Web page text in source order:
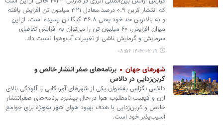
که انتشار کربن ۰.۹ درصد معادل ۳۲۱ میلیون تن افزایش یافته
و به بالاترین حد خود یعنی ۳۶.۸ گیگا تن رسیده است. از این
میزان افزایش، ۶۰ میلیون تن را می‌توان به افزایش تقاضای
سرمایش و گرمایش ناشی از تغییرات آب‌وهوا نسبت داد.
۱۴۰۳-۰۲-۱۹ ۰۸:۵۶
شهرهای جهان
برنامه‌های صفر انتشار خالص و
کربن‌زدایی در دالاس
دالاس تگزاس به‌عنوان یکی از شهرهای آمریکایی با آلودگی بالای
ازن و کیفیت نامطلوب هوا در حال پیشبرد برنامه‌های صفرانتشار
خالص و کربن‌زدایی با هدف بهبود هوای شهر به‌ویژه برای جوامع
آسیب‌پذیر خود است.